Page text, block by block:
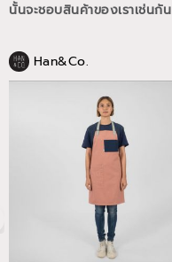
นั้นจะชอบสินค้าของเราเช่นกัน
Han&Co.